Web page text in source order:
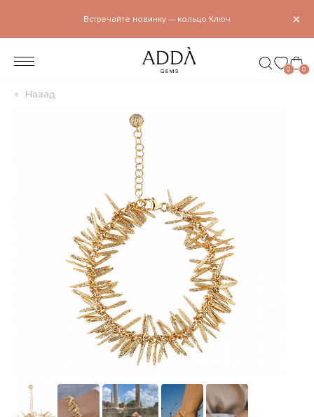
×
Встречайте новинку — кольцо Ключ
0 0
Назад